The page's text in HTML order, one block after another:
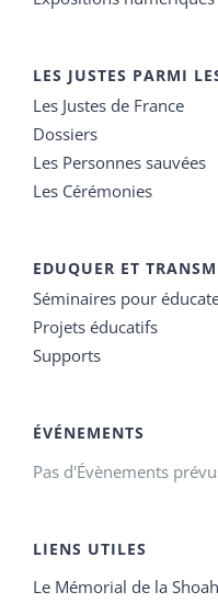
LES JUSTES PARMI
Les Justes de France
Dossiers
Les Personnes sauvées
Les Cérémonies
EDUQUER ET
Séminaires pour
Projets éducatifs
Supports
ÉVÉNEMENTS
Pas d'Évènements
LIENS UTILES
Le Mémorial de la Shoah